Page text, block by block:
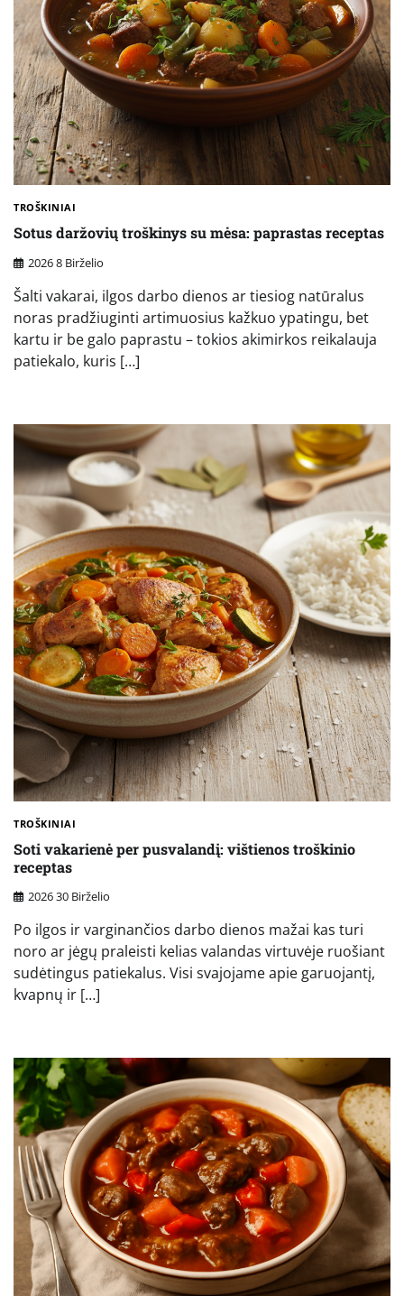
TROŠKINIAI
Sotus daržovių troškinys su mėsa: paprastas receptas
2026 8 Birželio
Šalti vakarai, ilgos darbo dienos ar tiesiog natūralus
noras pradžiuginti artimuosius kažkuo ypatingu, bet
kartu ir be galo paprastu – tokios akimirkos reikalauja
patiekalo, kuris […]
TROŠKINIAI
Soti vakarienė per pusvalandį: vištienos troškinio
receptas
2026 30 Birželio
Po ilgos ir varginančios darbo dienos mažai kas turi
noro ar jėgų praleisti kelias valandas virtuvėje ruošiant
sudėtingus patiekalus. Visi svajojame apie garuojantį,
kvapnų ir […]